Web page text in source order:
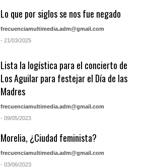
Lo que por siglos se nos fue negado
frecuenciamultimedia.adm@gmail.com
- 21/03/2025
Lista la logística para el concierto de
Los Aguilar para festejar el Día de las
Madres
frecuenciamultimedia.adm@gmail.com
- 09/05/2023
Morelia, ¿Ciudad feminista?
frecuenciamultimedia.adm@gmail.com
- 03/06/2023